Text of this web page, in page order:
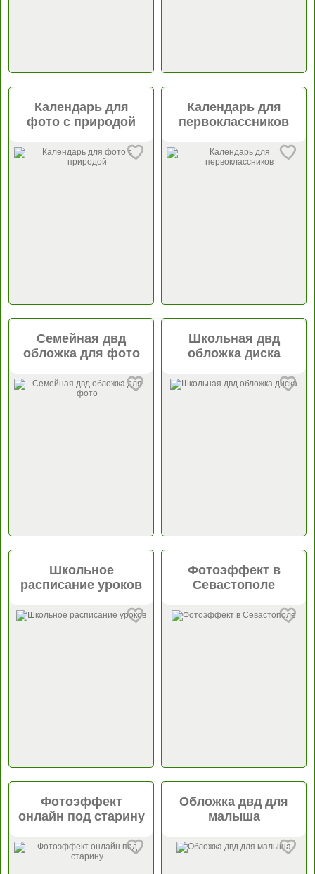
Календарь для
фото с природой
Календарь для
первоклассников
Семейная двд
обложка для фото
Школьная двд
обложка диска
Школьное
расписание уроков
Фотоэффект в
Севастополе
Фотоэффект
онлайн под старину
Обложка двд для
малыша